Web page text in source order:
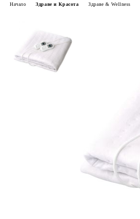
Начало Здраве и Красота Здраве & Wellness